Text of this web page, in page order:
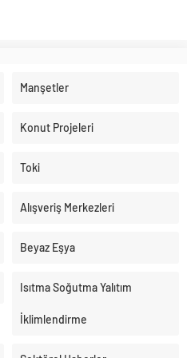
Manşetler
Konut Projeleri
Toki
Alışveriş Merkezleri
Beyaz Eşya
Isıtma Soğutma Yalıtım
İklimlendirme